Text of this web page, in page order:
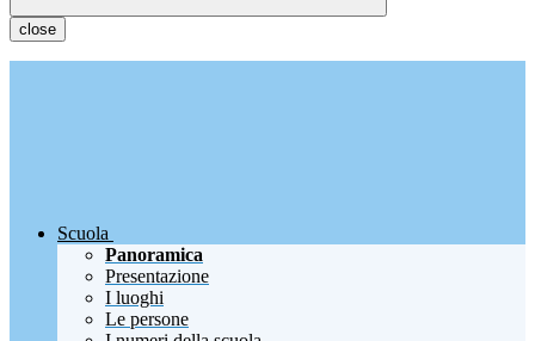
close
Scuola
Panoramica
Presentazione
I luoghi
Le persone